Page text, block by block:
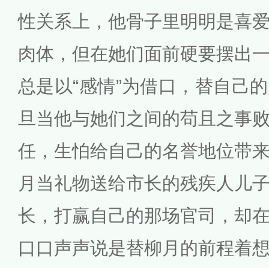
性关系上，他骨子里明明是喜
肉体，但在她们面前硬要摆出
总是以“感情”为借口，替自己
旦当他与她们之间的苟且之事
任，生怕给自己的名誉地位带
月当礼物送给市长的残疾人儿
长，打赢自己的那场官司，却
口口声声说是替柳月的前程着